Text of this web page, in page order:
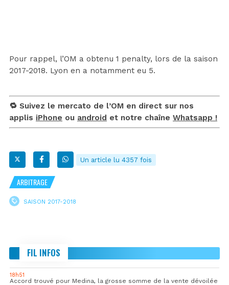
Pour rappel, l’OM a obtenu 1 penalty, lors de la saison
2017-2018. Lyon en a notamment eu 5.
🔁 Suivez le mercato de l’OM en direct sur nos
applis iPhone ou android et notre chaîne Whatsapp !
Un article lu 4357 fois
ARBITRAGE
SAISON 2017-2018
FIL INFOS
18h51
Accord trouvé pour Medina, la grosse somme de la vente dévoilée